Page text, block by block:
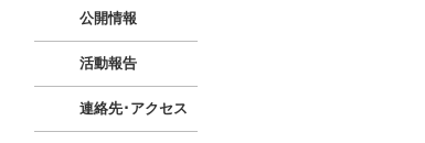
公開情報
活動報告
連絡先･アクセス